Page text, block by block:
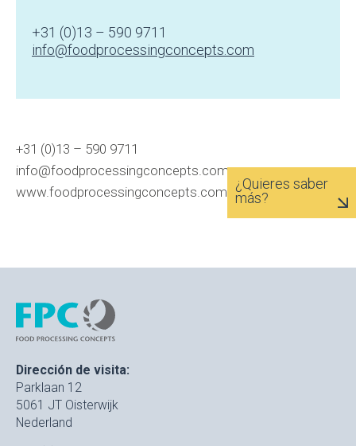
+31 (0)13 – 590 9711
info@foodprocessingconcepts.com
+31 (0)13 – 590 9711
info@foodprocessingconcepts.com
www.foodprocessingconcepts.com
¿Quieres saber
más?
Dirección de visita:
Parklaan 12
5061 JT Oisterwijk
Nederland